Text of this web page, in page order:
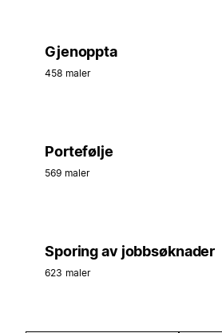
Gjenoppta
458 maler
Portefølje
569 maler
Sporing av jobbsøknader
623 maler